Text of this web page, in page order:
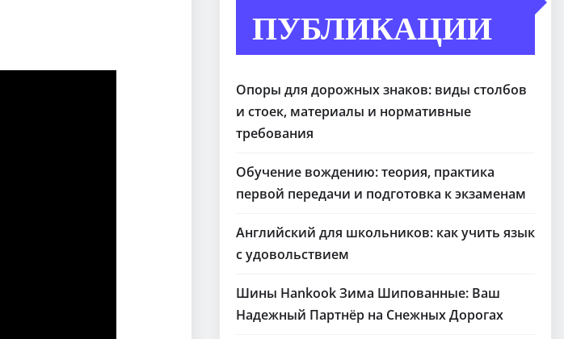
ПУБЛИКАЦИИ
Опоры для дорожных знаков: виды столбов
и стоек, материалы и нормативные
требования
Обучение вождению: теория, практика
первой передачи и подготовка к экзаменам
Английский для школьников: как учить язык
с удовольствием
Шины Hankook Зима Шипованные: Ваш
Надежный Партнёр на Снежных Дорогах